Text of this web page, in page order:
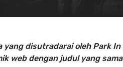
yang disutradarai oleh Park
web dengan judul yang